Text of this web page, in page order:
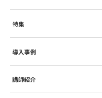
特集
導入事例
講師紹介